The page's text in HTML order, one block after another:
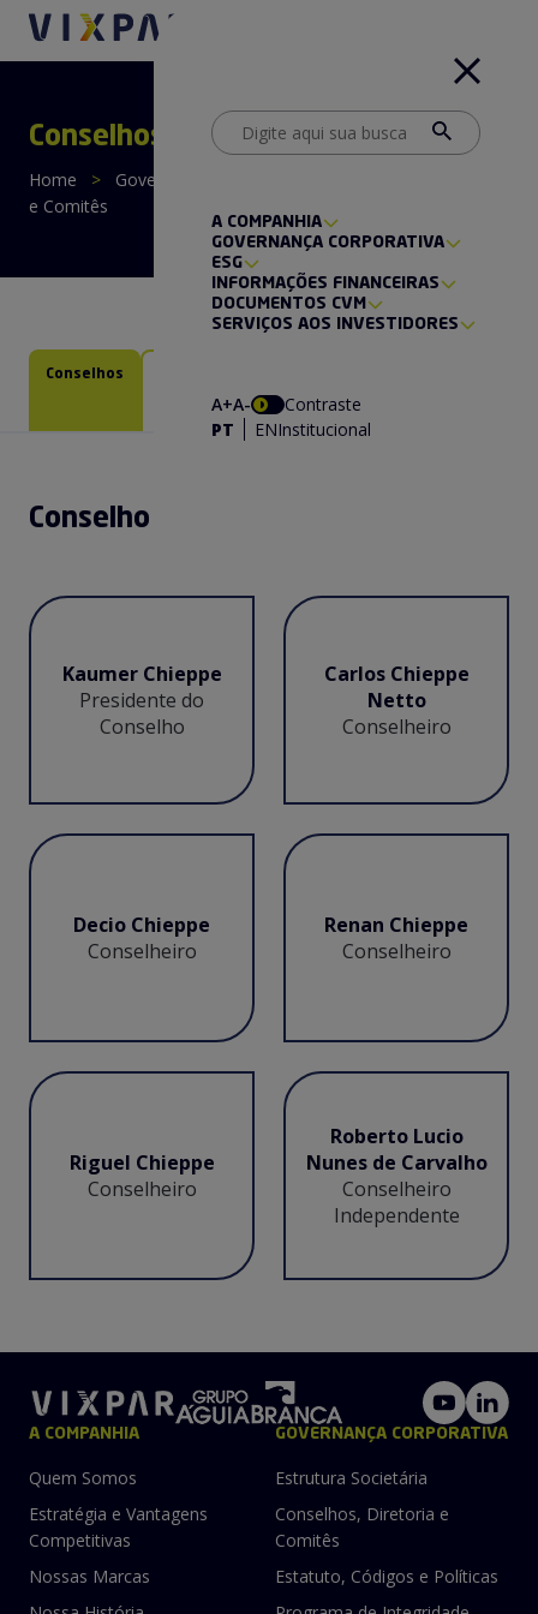
A COMPANHIA
GOVERNANÇA CORPORATIVA
ESG
INFORMAÇÕES FINANCEIRAS
DOCUMENTOS CVM
SERVIÇOS AOS INVESTIDORES
A+A-
Contraste
PT
ENInstitucional
Conselhos, Diretoria e Comitês
Home > Governança Corporativa
e Comitês
Conselhos
Financeira
Conselho de Administração
Kaumer Chieppe
Presidente do
Conselho
Carlos Chieppe
Netto
Conselheiro
Decio Chieppe
Conselheiro
Renan Chieppe
Conselheiro
Riguel Chieppe
Conselheiro
Roberto Lucio
Nunes de Carvalho
Conselheiro
Independente
A COMPANHIA
Quem Somos
Estratégia e Vantagens
Competitivas
Nossas Marcas
GOVERNANÇA CORPORATIVA
Estrutura Societária
Conselhos, Diretoria e
Comitês
Estatuto, Códigos e Políticas